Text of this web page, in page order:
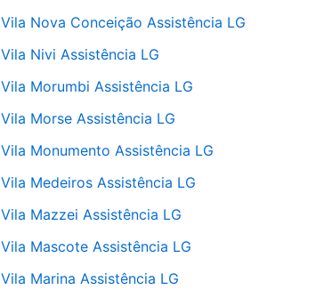
Vila Nova Conceição Assistência LG
Vila Nivi Assistência LG
Vila Morumbi Assistência LG
Vila Morse Assistência LG
Vila Monumento Assistência LG
Vila Medeiros Assistência LG
Vila Mazzei Assistência LG
Vila Mascote Assistência LG
Vila Marina Assistência LG